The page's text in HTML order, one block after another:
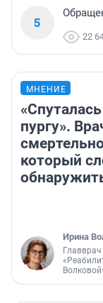
5
22
МНЕНИЕ
пургу».
который
Ирина